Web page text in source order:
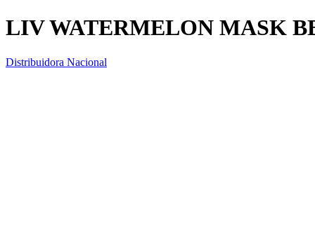
LIV WATERMELON MASK
Distribuidora Nacional